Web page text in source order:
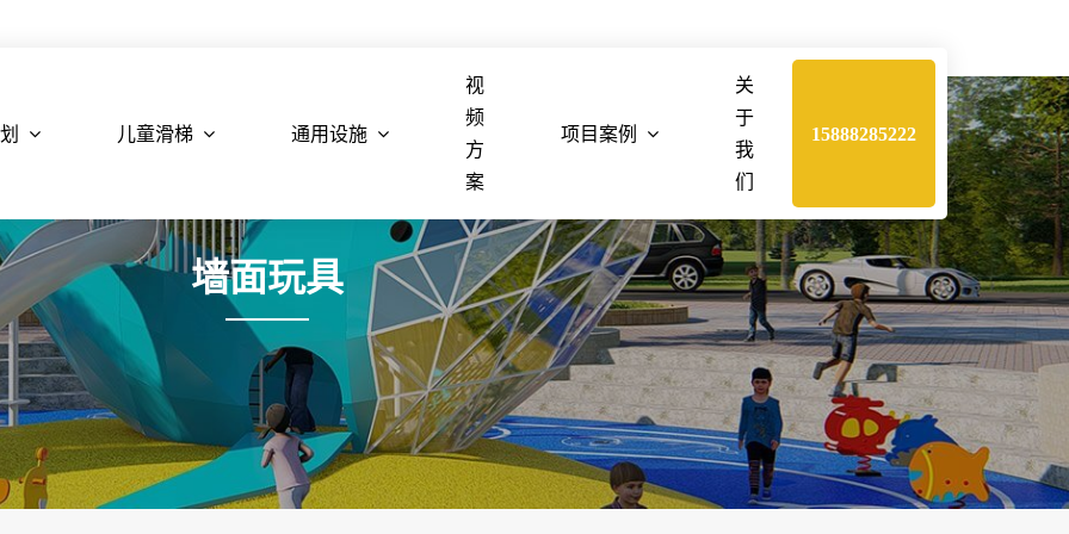
儿童滑梯 通用设施
视
频
方
案
项目案例
关
于
我
们
15888285222
墙面玩具